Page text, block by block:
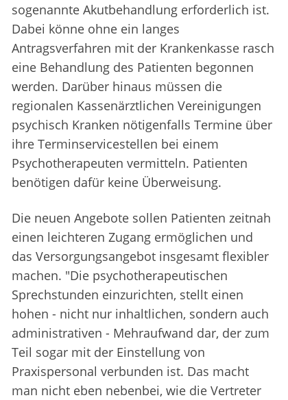
sogenannte Akutbehandlung erforderlich ist.
Dabei könne ohne ein langes
Antragsverfahren mit der Krankenkasse rasch
eine Behandlung des Patienten begonnen
werden. Darüber hinaus müssen die
regionalen Kassenärztlichen Vereinigungen
psychisch Kranken nötigenfalls Termine über
ihre Terminservicestellen bei einem
Psychotherapeuten vermitteln. Patienten
benötigen dafür keine Überweisung.
Die neuen Angebote sollen Patienten zeitnah
einen leichteren Zugang ermöglichen und
das Versorgungsangebot insgesamt flexibler
machen. "Die psychotherapeutischen
Sprechstunden einzurichten, stellt einen
hohen - nicht nur inhaltlichen, sondern auch
administrativen - Mehraufwand dar, der zum
Teil sogar mit der Einstellung von
Praxispersonal verbunden ist. Das macht
man nicht eben nebenbei, wie die Vertreter